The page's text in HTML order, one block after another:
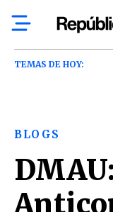
TEMAS DE HOY:
BLOGS
DMAU: